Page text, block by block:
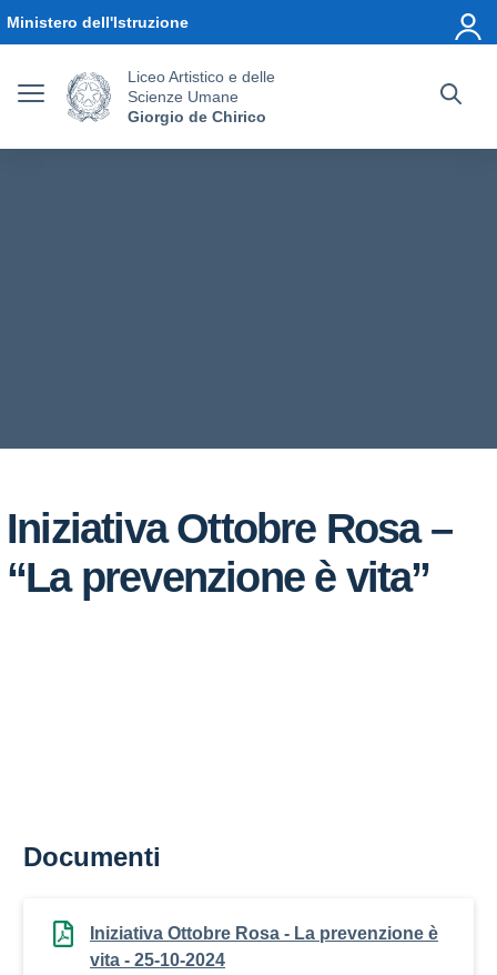
Ministero dell'Istruzione
Liceo Artistico e delle
Scienze Umane
Giorgio de Chirico
Iniziativa Ottobre Rosa –
“La prevenzione è vita”
Documenti
Iniziativa Ottobre Rosa - La prevenzione è
vita - 25-10-2024